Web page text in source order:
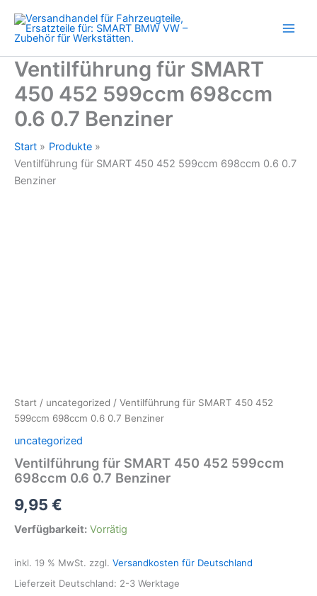
Inhalt
springen
Ventilführung für SMART
450 452 599ccm 698ccm
0.6 0.7 Benziner
Start
Produkte
Ventilführung für SMART 450 452 599ccm 698ccm 0.6 0.7
Benziner
Start / uncategorized / Ventilführung für SMART 450 452
599ccm 698ccm 0.6 0.7 Benziner
uncategorized
Ventilführung für SMART 450 452 599ccm
698ccm 0.6 0.7 Benziner
9,95 €
Verfügbarkeit: Vorrätig
inkl. 19 % MwSt. zzgl. Versandkosten für Deutschland
Lieferzeit Deutschland: 2-3 Werktage
698ccm
0.6
0.7
Benziner
Menge